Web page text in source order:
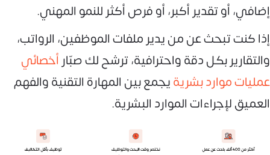
إضافي، أو تقدير أكبر، أو فرص أكثر للنمو المهني.
إذا كنت تبحث عن من يدير ملفات الموظفين، الرواتب،
والتقارير بكل دقة واحترافية، ترشح لك صبّار أخصائي
عمليات موارد بشريةيجمع بين المهارة التقنية والفهم
العميق لإجراءات الموارد البشرية.